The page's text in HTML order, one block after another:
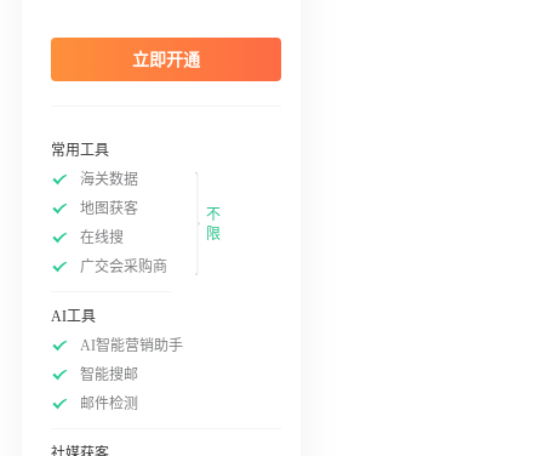
立即开通
常用工具
海关数据
地图获客
在线搜
广交会采购商
不
限
AI工具
AI智能营销助手
智能搜邮
邮件检测